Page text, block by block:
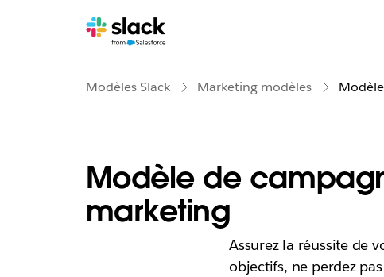
Modèles Slack Marketing modèles
Modèle de
marketing
Assurez la réussite de
objectifs, ne perdez